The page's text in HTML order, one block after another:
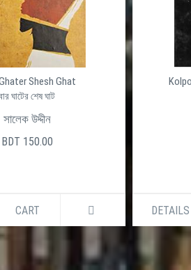
Shesh Ghat
ঘাটের শেষ ঘাট
সালেক উদ্দীন
BDT 150.00
CART DETAILS